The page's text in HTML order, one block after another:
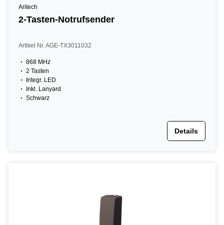
Aritech
2-Tasten-Notrufsender
Artikel Nr. AGE-TX3011032
868 MHz
2 Tasten
Integr. LED
Inkl. Lanyard
Schwarz
Details